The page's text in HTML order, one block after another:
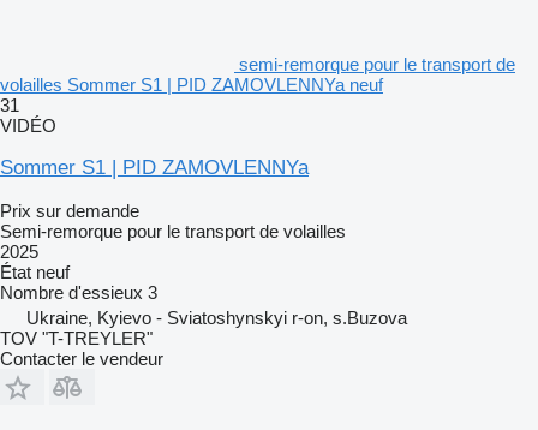
semi-remorque pour le transport de
volailles Sommer S1 | PID ZAMOVLENNYa neuf
31
VIDÉO
Sommer S1 | PID ZAMOVLENNYa
Prix sur demande
Semi-remorque pour le transport de volailles
2025
État neuf
Nombre d'essieux 3
Ukraine, Kyievo - Sviatoshynskyi r-on, s.Buzova
TOV "T-TREYLER"
Contacter le vendeur